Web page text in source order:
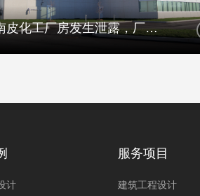
沧州南皮化工厂房发生泄露，厂房该如何设计预防爆炸事故？
计
服务项目
建筑工程设计